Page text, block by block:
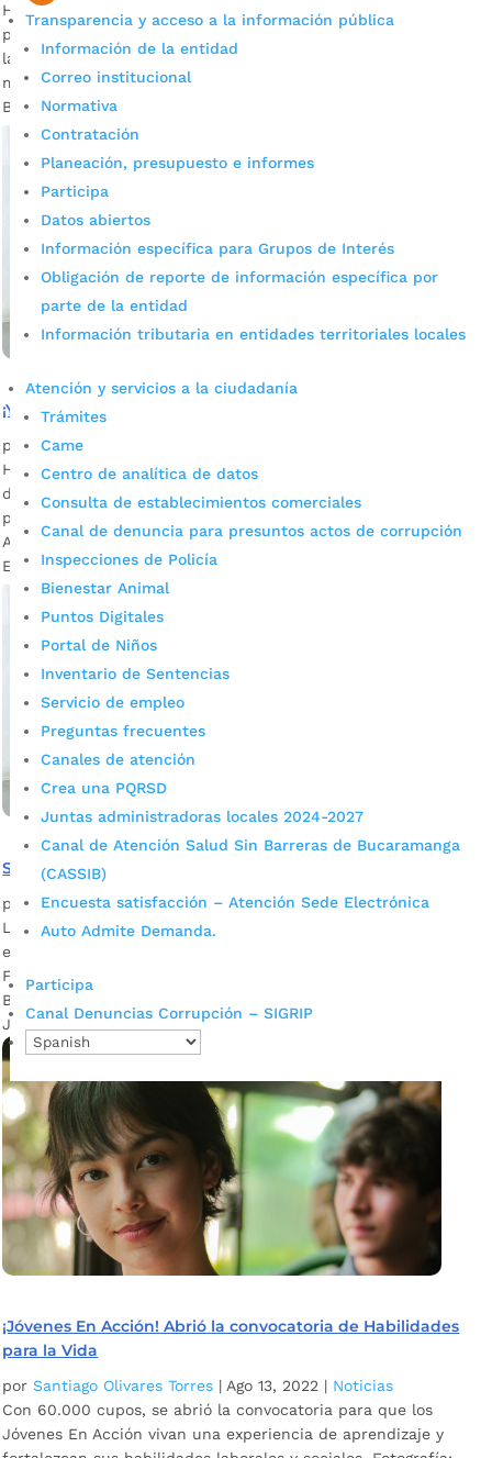
Transparencia y acceso a la información pública
Información de la entidad
Correo institucional
Normativa
Contratación
Planeación, presupuesto e informes
Participa
Datos abiertos
Información específica para Grupos de Interés
Obligación de reporte de información específica por
parte de la entidad
Información tributaria en entidades territoriales locales
Atención y servicios a la ciudadanía
Trámites
Came
Centro de analítica de datos
Consulta de establecimientos comerciales
Canal de denuncia para presuntos actos de corrupción
Inspecciones de Policía
Bienestar Animal
Puntos Digitales
Portal de Niños
Inventario de Sentencias
Servicio de empleo
Preguntas frecuentes
Canales de atención
Crea una PQRSD
Juntas administradoras locales 2024-2027
Canal de Atención Salud Sin Barreras de Bucaramanga
(CASSIB)
Encuesta satisfacción – Atención Sede Electrónica
Auto Admite Demanda.
Participa
Canal Denuncias Corrupción – SIGRIP
Hasta el 4 de abril, los Jóvenes En Acción podrán recibir el
pago del primer ciclo de este incentivo. Entérese cómo será
la vuelta. Fotografía: Prensa Alcaldía de Bucaramanga Son
más de 10.000 jóvenes que pueden recibir este incentivo en
Bucaramanga, a través de...
¡Ya puede reclamar el quinto pago de Jóvenes En Acción!
por Santiago Olivares Torres
Hasta el próximo 13 de noviembre podrá recibir el incentivo
del quinto pago de Jóvenes En Acción. Entérese aquí cómo
puede hacerlo efectivo. Fotografía: Diego Calderón / Prensa
Alcaldía de Bucaramanga Descargue audio: Hilda Ramírez /
Enlace Jóvenes En Acción Según...
Se inició el cuarto pago de Jóvenes en Acción
por Santiago Olivares Torres | Ago 27, 2022|Noticias
Los Jóvenes En Acción podrán hacer efectivo el pago de
este programa hasta el próximo 13 de septiembre.
Fotografía: Diego Calderón León / Prensa Alcaldía de
Bucaramanga. Descargue audio: Hilda Ramírez / Enlace
Jóvenes En Acción. Prosperidad Social anunció que este...
¡Jóvenes En Acción! Abrió la convocatoria de Habilidades
para la Vida
porSantiago Olivares Torres |Ago 13, 2022 | Noticias
Con 60.000 cupos, se abrió la convocatoria para que los
Jóvenes En Acción vivan una experiencia de aprendizaje y